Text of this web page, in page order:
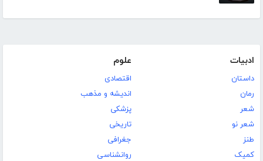
ادبیات
داستان
رمان
شعر
شعر نو
طنز
کمیک
علوم
اقتصادی
اندیشه و مذهب
پزشکی
تاریخی
جغرافی
روانشناسی